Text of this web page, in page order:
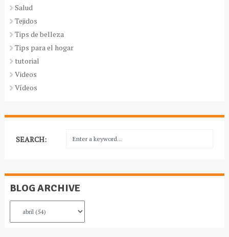
Salud
Tejidos
Tips de belleza
Tips para el hogar
tutorial
Videos
Vídeos
SEARCH:
BLOG ARCHIVE